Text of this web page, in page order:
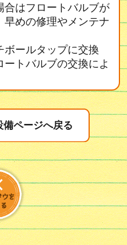
合はフロートバルブが
早めの修理やメンテナ
ボールタップに交換
トバルブの交換によ
備ページへ戻る